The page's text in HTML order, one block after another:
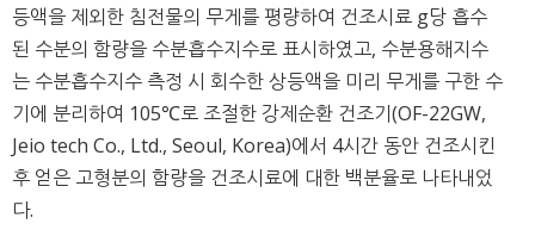
등액을 제외한 침전물의 무게를 평량하여 건조시료 g당 흡수
된 수분의 함량을 수분흡수지수로 표시하였고, 수분용해지수
는 수분흡수지수 측정 시 회수한 상등액을 미리 무게를 구한 수
기에 분리하여 105℃로 조절한 강제순환 건조기(OF-22GW,
Jeio tech Co., Ltd., Seoul, Korea)에서 4시간 동안 건조시킨
후 얻은 고형분의 함량을 건조시료에 대한 백분율로 나타내었
다.